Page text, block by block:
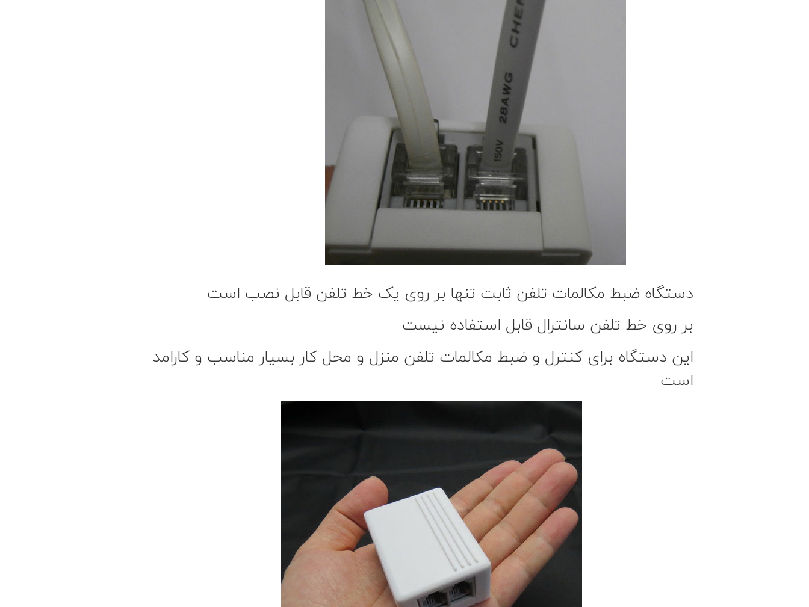
دستگاه ضبط مکالمات تلفن ثابت تنها بر روی یک خط تلفن قابل نصب است
بر روی خط تلفن سانترال قابل استفاده نیست
این دستگاه برای کنترل و ضبط مکالمات تلفن منزل و محل کار بسیار مناسب و کارامد
است